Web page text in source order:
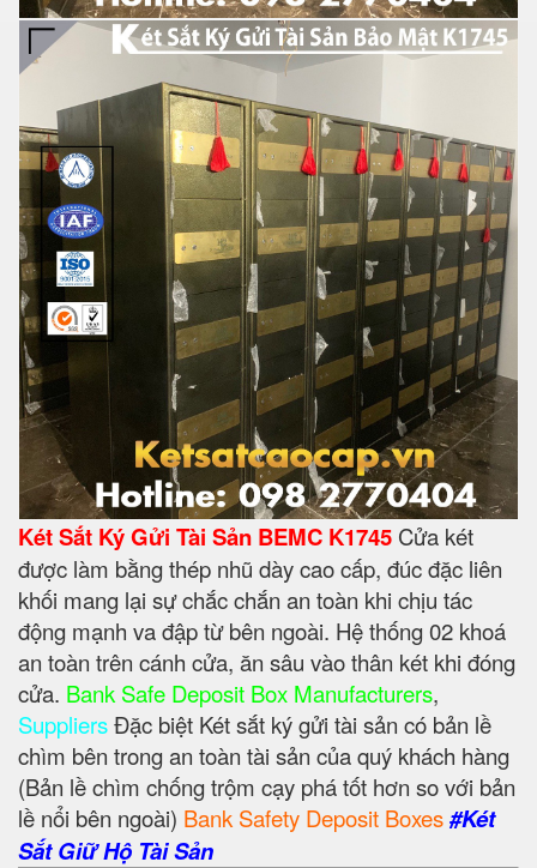
Két Sắt Ký Gửi Tài Sản BEMC K1745 Cửa két
được làm bằng thép nhũ dày cao cấp, đúc đặc liên
khối mang lại sự chắc chắn an toàn khi chịu tác
động mạnh va đập từ bên ngoài. Hệ thống 02 khoá
an toàn trên cánh cửa, ăn sâu vào thân két khi đóng
cửa. Bank Safe Deposit Box Manufacturers,
SuppliersĐặc biệt Két sắt ký gửi tài sản có bản lề
chìm bên trong an toàn tài sản của quý khách hàng
(Bản lề chìm chống trộm cạy phá tốt hơn so với bản
lề nổi bên ngoài) Bank Safety Deposit Boxes#Két
Sắt Giữ Hộ Tài Sản